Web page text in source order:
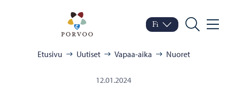
Porvoo – Siirry
Vaihda kieltä
Nykyinen kieli: Suomi
Fi
Hae
Etusivu Uutiset Vapaa-aika Nuoret
12.01.2024